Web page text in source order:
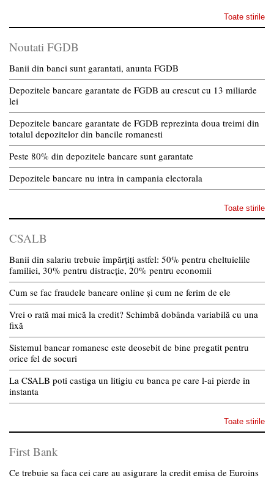
Toate stirile
Noutati FGDB
Banii din banci sunt garantati, anunta FGDB
Depozitele bancare garantate de FGDB au crescut cu 13 miliarde
lei
Depozitele bancare garantate de FGDB reprezinta doua treimi din
totalul depozitelor din bancile romanesti
Peste 80% din depozitele bancare sunt garantate
Depozitele bancare nu intra in campania electorala
Toate stirile
CSALB
Banii din salariu trebuie împărțiți astfel: 50% pentru cheltuielile
familiei, 30% pentru distracție, 20% pentru economii
Cum se fac fraudele bancare online și cum ne ferim de ele
Vrei o rată mai mică la credit? Schimbă dobânda variabilă cu una
fixă
Sistemul bancar romanesc este deosebit de bine pregatit pentru
orice fel de socuri
La CSALB poti castiga un litigiu cu banca pe care l-ai pierde in
instanta
Toate stirile
First Bank
Ce trebuie sa faca cei care au asigurare la credit emisa de Euroins